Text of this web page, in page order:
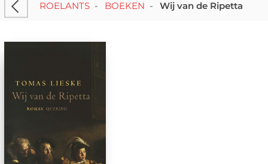
ROELANTS- BOEKEN - Wij van de Ripetta